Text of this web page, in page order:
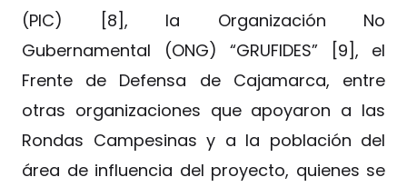
(PIC) [8], la Organización No
Gubernamental (ONG) “GRUFIDES” [9], el
Frente de Defensa de Cajamarca, entre
otras organizaciones que apoyaron a las
Rondas Campesinas y a la población del
área de influencia del proyecto, quienes se